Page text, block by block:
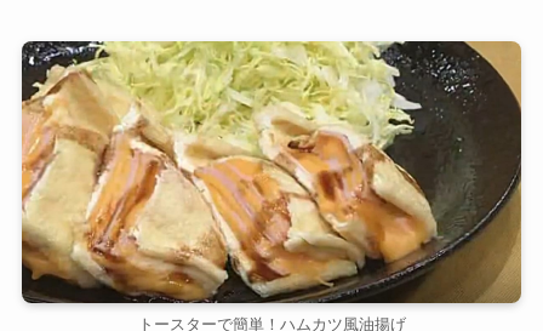
トースターで簡単！ハムカツ風油揚げ